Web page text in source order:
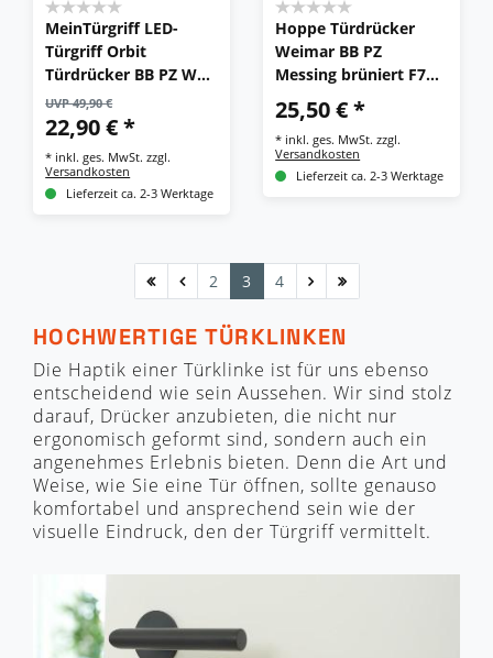
MeinTürgriff LED-
Türgriff Orbit
Türdrücker BB PZ WC
Edelstahl Matt Türgriff
Drückergarnitur
UVP 49,90 €
22,90 € *
* inkl. ges. MwSt. zzgl.
Versandkosten
Lieferzeit ca. 2-3 Werktage
Hoppe Türdrücker
Weimar BB PZ
Messing brüniert F73
Türgriff Türklinke
Türbeschlag
25,50 € *
* inkl. ges. MwSt. zzgl.
Versandkosten
Lieferzeit ca. 2-3 Werktage
2 3 4
HOCHWERTIGE TÜRKLINKEN
Die Haptik einer Türklinke ist für uns ebenso
entscheidend wie sein Aussehen. Wir sind stolz
darauf, Drücker anzubieten, die nicht nur
ergonomisch geformt sind, sondern auch ein
angenehmes Erlebnis bieten. Denn die Art und
Weise, wie Sie eine Tür öffnen, sollte genauso
komfortabel und ansprechend sein wie der
visuelle Eindruck, den der Türgriff vermittelt.